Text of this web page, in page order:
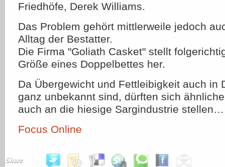
Friedhöfe, Derek Williams.
Das Problem gehört mittlerweile jedoch
Alltag der Bestatter.
Die Firma "Goliath Casket" stellt
Größe eines Doppelbettes her.
Da Übergewicht und Fettleibigkeit auch in
ganz unbekannt sind, dürften sich
auch an die hiesige Sargindustrie stellen…
Focus Online
Share